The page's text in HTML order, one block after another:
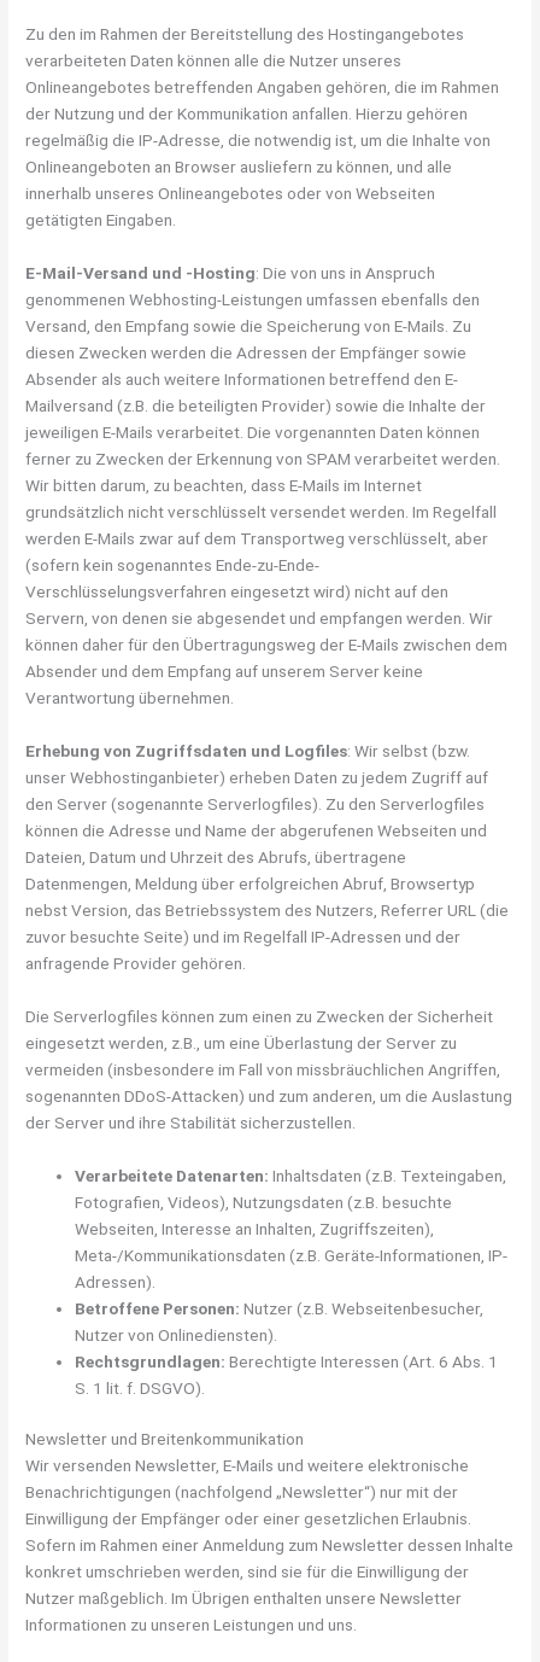
Zu den im Rahmen der Bereitstellung des Hostingangebotes
verarbeiteten Daten können alle die Nutzer unseres
Onlineangebotes betreffenden Angaben gehören, die im Rahmen
der Nutzung und der Kommunikation anfallen. Hierzu gehören
regelmäßig die IP-Adresse, die notwendig ist, um die Inhalte von
Onlineangeboten an Browser ausliefern zu können, und alle
innerhalb unseres Onlineangebotes oder von Webseiten
getätigten Eingaben.
E-Mail-Versand und -Hosting: Die von uns in Anspruch
genommenen Webhosting-Leistungen umfassen ebenfalls den
Versand, den Empfang sowie die Speicherung von E-Mails. Zu
diesen Zwecken werden die Adressen der Empfänger sowie
Absender als auch weitere Informationen betreffend den E-
Mailversand (z.B. die beteiligten Provider) sowie die Inhalte der
jeweiligen E-Mails verarbeitet. Die vorgenannten Daten können
ferner zu Zwecken der Erkennung von SPAM verarbeitet werden.
Wir bitten darum, zu beachten, dass E-Mails im Internet
grundsätzlich nicht verschlüsselt versendet werden. Im Regelfall
werden E-Mails zwar auf dem Transportweg verschlüsselt, aber
(sofern kein sogenanntes Ende-zu-Ende-
Verschlüsselungsverfahren eingesetzt wird) nicht auf den
Servern, von denen sie abgesendet und empfangen werden. Wir
können daher für den Übertragungsweg der E-Mails zwischen dem
Absender und dem Empfang auf unserem Server keine
Verantwortung übernehmen.
Erhebung von Zugriffsdaten und Logfiles: Wir selbst (bzw.
unser Webhostinganbieter) erheben Daten zu jedem Zugriff auf
den Server (sogenannte Serverlogfiles). Zu den Serverlogfiles
können die Adresse und Name der abgerufenen Webseiten und
Dateien, Datum und Uhrzeit des Abrufs, übertragene
Datenmengen, Meldung über erfolgreichen Abruf, Browsertyp
nebst Version, das Betriebssystem des Nutzers, Referrer URL (die
zuvor besuchte Seite) und im Regelfall IP-Adressen und der
anfragende Provider gehören.
Die Serverlogfiles können zum einen zu Zwecken der Sicherheit
eingesetzt werden, z.B., um eine Überlastung der Server zu
vermeiden (insbesondere im Fall von missbräuchlichen Angriffen,
sogenannten DDoS-Attacken) und zum anderen, um die Auslastung
der Server und ihre Stabilität sicherzustellen.
Verarbeitete Datenarten: Inhaltsdaten (z.B. Texteingaben,
Fotografien, Videos), Nutzungsdaten (z.B. besuchte
Webseiten, Interesse an Inhalten, Zugriffszeiten),
Meta-/Kommunikationsdaten (z.B. Geräte-Informationen, IP-
Adressen).
Betroffene Personen: Nutzer (z.B. Webseitenbesucher,
Nutzer von Onlinediensten).
Rechtsgrundlagen: Berechtigte Interessen (Art. 6 Abs. 1
S. 1 lit. f. DSGVO).
Newsletter und Breitenkommunikation
Wir versenden Newsletter, E-Mails und weitere elektronische
Benachrichtigungen (nachfolgend „Newsletter“) nur mit der
Einwilligung der Empfänger oder einer gesetzlichen Erlaubnis.
Sofern im Rahmen einer Anmeldung zum Newsletter dessen Inhalte
konkret umschrieben werden, sind sie für die Einwilligung der
Nutzer maßgeblich. Im Übrigen enthalten unsere Newsletter
Informationen zu unseren Leistungen und uns.